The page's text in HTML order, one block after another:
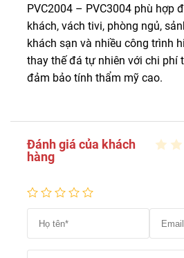
PVC2004 – PVC3004 phù hợp
khách, vách tivi, phòng ngủ,
khách sạn và nhiều công trình
thay thế đá tự nhiên với chi phí
đảm bảo tính thẩm mỹ cao.
Đánh giá của khách
hàng